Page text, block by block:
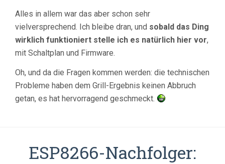
Alles in allem war das aber schon sehr
vielversprechend. Ich bleibe dran, und sobald das Ding
wirklich funktioniert stelle ich es natürlich hier vor,
mit Schaltplan und Firmware.
Oh, und da die Fragen kommen werden: die technischen
Probleme haben dem Grill-Ergebnis keinen Abbruch
getan, es hat hervorragend geschmeckt.
ESP8266-Nachfolger: